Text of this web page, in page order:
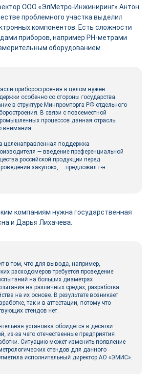
ООО «ЭлМетро-­Инжиниринг» Антон
проблемного участка выделил
компонентов. Есть сложности
приборов, например РН-метрами
оборудованием.
приборостроения в целом нужен
особенно со стороны государства.
в структуре Минпромторга РФ отдельного
В связи с повсеместной
процессов данная отрасль
внимания.
целенаправленная поддержка
― введение преференциальной
российской продукции перед
закупок», ― предложил г-н
компаниям нужна государственная
и Дарья Лихачева.
в том, что для вывода, например,
расходомеров требуется проведение
на больших диаметрах
на различных средах, разработка
на их основе. В результате возникает
так и в аттестации, потому что
стендов нет.
установка обойдётся в десятки
из-за чего отечественные предприятия
Ситуацию может изменить появление
стендов для данного
исполнительный директор АО «ЭМИС».